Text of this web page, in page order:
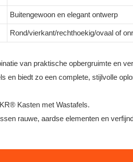
Buitengewoon en elegant ontwerp
Rond/vierkant/rechthoekig/ovaal of
van praktische opbergruimte en
en biedt zo een complete, stijlvolle
Kasten met Wastafels.
rauwe, aardse elementen en